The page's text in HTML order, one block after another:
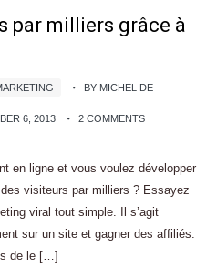
par milliers grâce à
BY MICHEL DE
6, 2013 2 COMMENTS
en ligne et vous voulez développer
visiteurs par milliers ? Essayez
viral tout simple. Il s’agit
sur un site et gagner des affiliés.
de le […]